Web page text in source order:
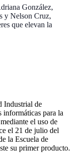
González,
y Nelson Cruz,
que elevan la
Industrial de
informáticas para la
el uso de
el 21 de julio del
la Escuela de
su primer producto.